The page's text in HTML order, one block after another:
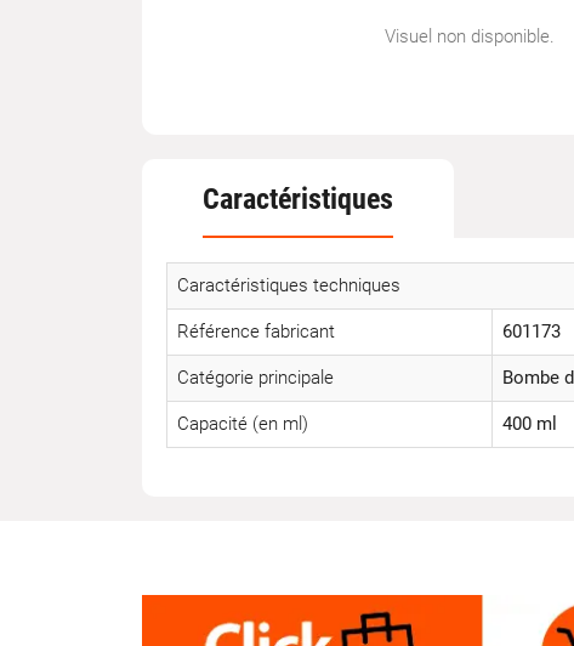
Visuel non disponible.
Caractéristiques
Caractéristiques techniques
Référence fabricant 601173
Catégorie principale Bombe
Capacité (en ml) 400 ml